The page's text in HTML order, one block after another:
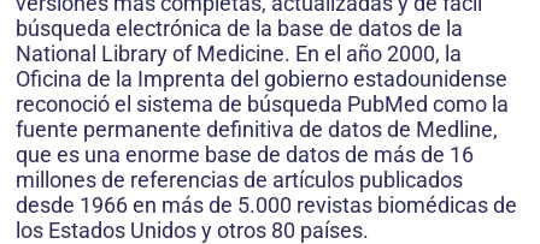
búsqueda electrónica de la base de datos de la
National Library of Medicine. En el año 2000, la
Oficina de la Imprenta del gobierno estadounidense
reconoció el sistema de búsqueda PubMed como la
fuente permanente definitiva de datos de Medline,
que es una enorme base de datos de más de 16
millones de referencias de artículos publicados
desde 1966 en más de 5.000 revistas biomédicas de
los Estados Unidos y otros 80 países.